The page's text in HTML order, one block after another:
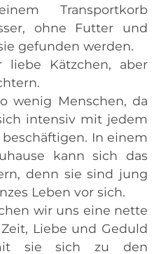
Transportkorb
ohne Futter und
gefunden werden.
Kätzchen, aber
wenig Menschen, da
intensiv mit jedem
In einem
kann sich das
denn sie sind jung
Leben vor sich.
wir uns eine nette
Liebe und Geduld
sie sich zu den